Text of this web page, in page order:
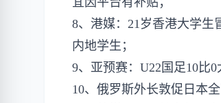
8、港媒：21岁香港大学生
内地学生；
9、亚预赛：U22国足10比
10、俄罗斯外长敦促日本